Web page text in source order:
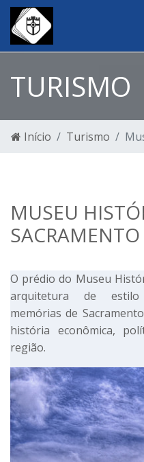
TURISMO
Início Turismo
MUSEU
SACRAMENTO
O prédio do Museu
arquitetura de
memórias de
história econômica,
região.